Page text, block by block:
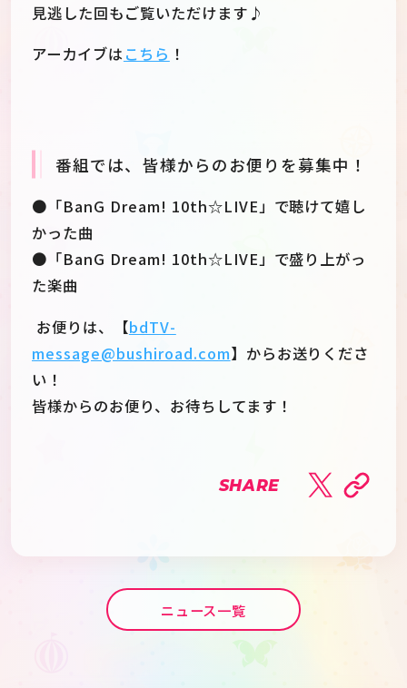
見逃した回もご覧いただけます♪
アーカイブは こちら ！
番組では、皆様からのお便りを募集中！
●「BanG Dream! 10th☆LIVE」で聴けて嬉し
かった曲
●「BanG Dream! 10th☆LIVE」で盛り上がっ
た楽曲
お便りは、【bdTV-
message@bushiroad.com】からお送りくださ
い！
皆様からのお便り、お待ちしてます！
SHARE
ニュース一覧